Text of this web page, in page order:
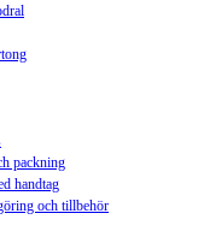
packning
handtag
och tillbehör